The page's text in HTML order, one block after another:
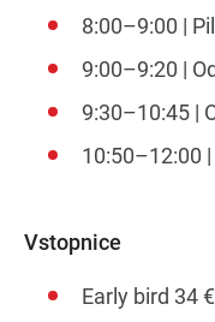
8:00–9:00 |
9:00–9:20 |
9:30–10:45 |
10:50–12:00
Vstopnice
Early bird 34